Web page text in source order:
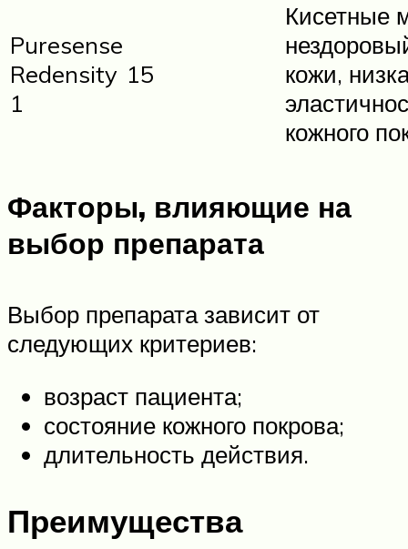
Puresense
Redensity
1
15
Кисетные
кожи,
кожного
Факторы, влияющие на
выбор препарата
Выбор препарата зависит от
следующих критериев:
возраст пациента;
состояние кожного покрова;
длительность действия.
Преимущества